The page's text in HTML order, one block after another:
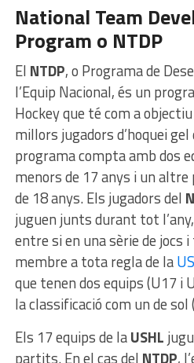
National Team
Program o NTDP
El NTDP, o Programa de
l’Equip Nacional, és un
Hockey que té com a
millors jugadors d’hoquei
programa compta amb dos
menors de 17 anys i un
de 18 anys. Els jugadors del
juguen junts durant tot
entre si en una sèrie de jocs
membre a tota regla de la
que tenen dos equips (U17 i
la classificació com un de sol (
Els 17 equips de laUSHL
partits. En el cas del NTDP,